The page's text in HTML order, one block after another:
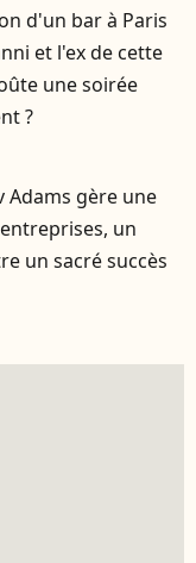
d'un bar à Paris
et l'ex de cette
une soirée
?
Adams gère une
un
un sacré succès